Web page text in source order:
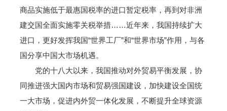
商品实施低于最惠国税率的进口暂定税率，再到对非洲
建交国全面实施零关税举措……近年来，我国持续扩大
进口，更好发挥我国“世界工厂”和“世界市场”作用，与各
国分享中国大市场机遇。
党的十八大以来，我国推动对外贸易平衡发展，协
同推进强大国内市场和贸易强国建设，加快建设全国统
一大市场，促进内外贸一体化发展，不断提升全球资源